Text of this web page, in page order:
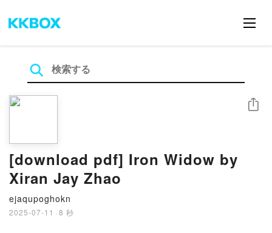
[download pdf] Iron Widow by
Xiran Jay Zhao
ejaqupoghokn
2025-07-11 · 8 秒
シェア